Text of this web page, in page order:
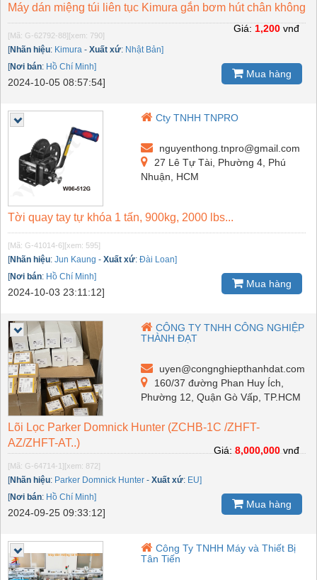
Máy dán miệng túi liên tục Kimura gắn bơm hút chân không
[Mã: G-62792-88][xem: 790]
[Nhãn hiệu: Kimura - Xuất xứ: Nhật Bản]
[Nơi bán: Hồ Chí Minh]
2024-10-05 08:57:54]
Giá: 1,200 vnđ
Mua hàng
Cty TNHH TNPRO
nguyenthong.tnpro@gmail.com
27 Lê Tự Tài, Phường 4, Phú
Nhuận, HCM
Tời quay tay tự khóa 1 tấn, 900kg, 2000 lbs...
[Mã: G-41014-6][xem: 595]
[Nhãn hiệu: Jun Kaung - Xuất xứ: Đài Loan]
[Nơi bán: Hồ Chí Minh]
2024-10-03 23:11:12]
Mua hàng
CÔNG TY TNHH CÔNG NGHIỆP
THÀNH ĐẠT
uyen@congnghiepthanhdat.com
160/37 đường Phan Huy Ích,
Phường 12, Quận Gò Vấp, TP.HCM
Lõi Lọc Parker Domnick Hunter (ZCHB-1C /ZHFT-
AZ/ZHFT-AT..)
[Mã: G-64714-1][xem: 872]
[Nhãn hiệu: Parker Domnick Hunter - Xuất xứ: EU]
[Nơi bán: Hồ Chí Minh]
2024-09-25 09:33:12]
Giá: 8,000,000 vnđ
Mua hàng
Công Ty TNHH Máy và Thiết Bị
Tân Tiến